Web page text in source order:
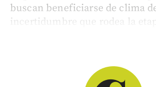
buscan beneficiarse de clima
incertidumbre que rodea la